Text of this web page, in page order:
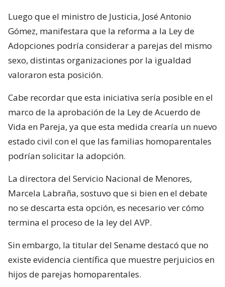
Luego que el ministro de Justicia, José Antonio
Gómez, manifestara que la reforma a la Ley de
Adopciones podría considerar a parejas del mismo
sexo, distintas organizaciones por la igualdad
valoraron esta posición.
Cabe recordar que esta iniciativa sería posible en el
marco de la aprobación de la Ley de Acuerdo de
Vida en Pareja, ya que esta medida crearía un nuevo
estado civil con el que las familias homoparentales
podrían solicitar la adopción.
La directora del Servicio Nacional de Menores,
Marcela Labraña, sostuvo que si bien en el debate
no se descarta esta opción, es necesario ver cómo
termina el proceso de la ley del AVP.
Sin embargo, la titular del Sename destacó que no
existe evidencia científica que muestre perjuicios en
hijos de parejas homoparentales.